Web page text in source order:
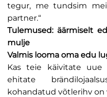
tegur, me tundsim
partner.“
Tulemused: äärmiselt
mulje
Valmis looma oma edu
Kas teie käivitate uue
ehitate
kohandatud võtlerihv on